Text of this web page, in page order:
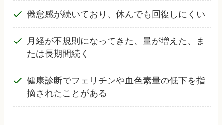
倦怠感が続いており、休んでも回復しにくい
月経が不規則になってきた、量が増えた、ま
たは長期間続く
健康診断でフェリチンや血色素量の低下を指
摘されたことがある